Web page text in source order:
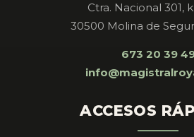
Ctra. Nacional 301,
30500 Molina de
673 20 39
ACCESOS